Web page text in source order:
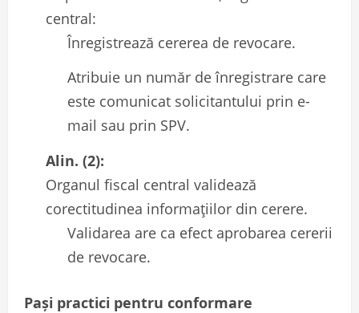
central:
Înregistrează cererea de revocare.
Atribuie un număr de înregistrare care
este comunicat solicitantului prin e-
mail sau prin SPV.
Alin. (2):
Organul fiscal central validează
corectitudinea informațiilor din cerere.
Validarea are ca efect aprobarea cererii
de revocare.
Pași practici pentru conformare